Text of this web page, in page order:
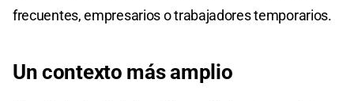
frecuentes, empresarios o trabajadores temporarios.
Un contexto más amplio